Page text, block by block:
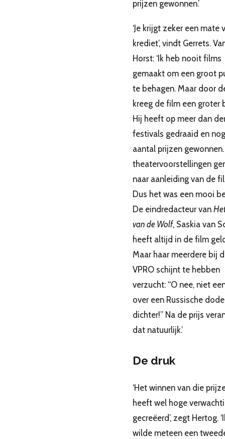
prijzen gewonnen.’
‘Je krijgt zeker een mate
krediet’, vindt Gerrets.
Horst: ‘Ik heb nooit films
gemaakt om een groot
te behagen. Maar door
kreeg de film een groter
Hij heeft op meer dan
festivals gedraaid en
aantal prijzen
theatervoorstellingen
naar aanleiding van de
Dus het was een mooi
De eindredacteur van
van de Wolf, Saskia van
heeft altijd in de film
Maar haar meerdere bij
VPRO schijnt te hebben
verzucht: “O nee, niet
over een Russische dode
dichter!” Na de prijs
dat natuurlijk.’
De druk
‘Het winnen van die
heeft wel hoge
gecreëerd’, zegt Hertog.
wilde meteen een